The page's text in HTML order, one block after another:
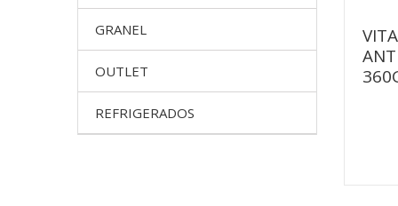
GRANEL
OUTLET
REFRIGERADOS